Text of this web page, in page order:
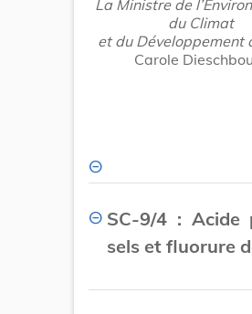
La Ministre de
du Climat
et du Développement
Carole
SC-9/4 : Acide
sels et fluorure